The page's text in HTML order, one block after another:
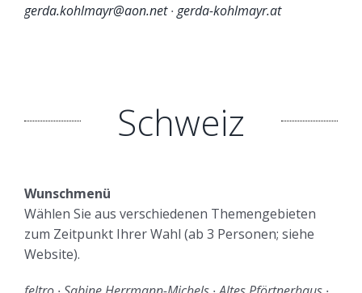
gerda.kohlmayr@aon.net∙ gerda-kohlmayr.at
Schweiz
Wunschmenü
Wählen Sie aus verschiedenen Themengebieten
zum Zeitpunkt Ihrer Wahl (ab 3 Personen; siehe
Website).